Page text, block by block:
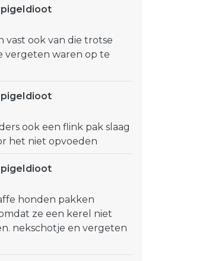
vast ook van die trotse
vergeten waren op te
ook een flink pak slaag
het niet opvoeden
honden pakken
ze een kerel niet
nekschotje en vergeten